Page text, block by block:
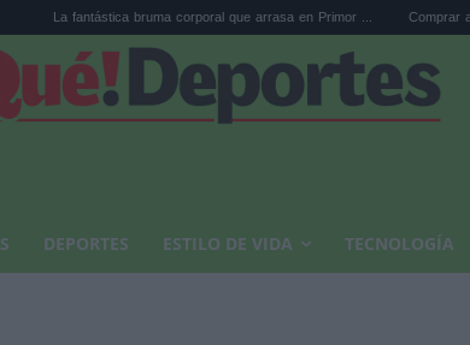
bruma corporal que arrasa en Primor ... Comprar arte en
DEPORTES ESTILO DE VIDA TECNOLOGÍA